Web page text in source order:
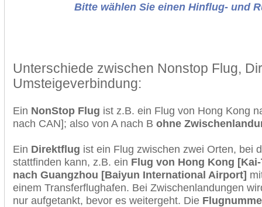
Bitte wählen Sie einen Hinflug- und
Unterschiede zwischen Nonstop Flug,
Umsteigeverbindung:
Ein NonStop Flug ist z.B. ein Flug von Hong Kong
nach CAN]; also von A nach B ohne
Ein Direktflug ist ein Flug zwischen zwei Orten, bei
stattfinden kann, z.B. ein Flug von Hong Kong
nach Guangzhou [Baiyun International Airport]
einem Transferflughafen. Bei Zwischenlandungen
nur aufgetankt, bevor es weitergeht. Die